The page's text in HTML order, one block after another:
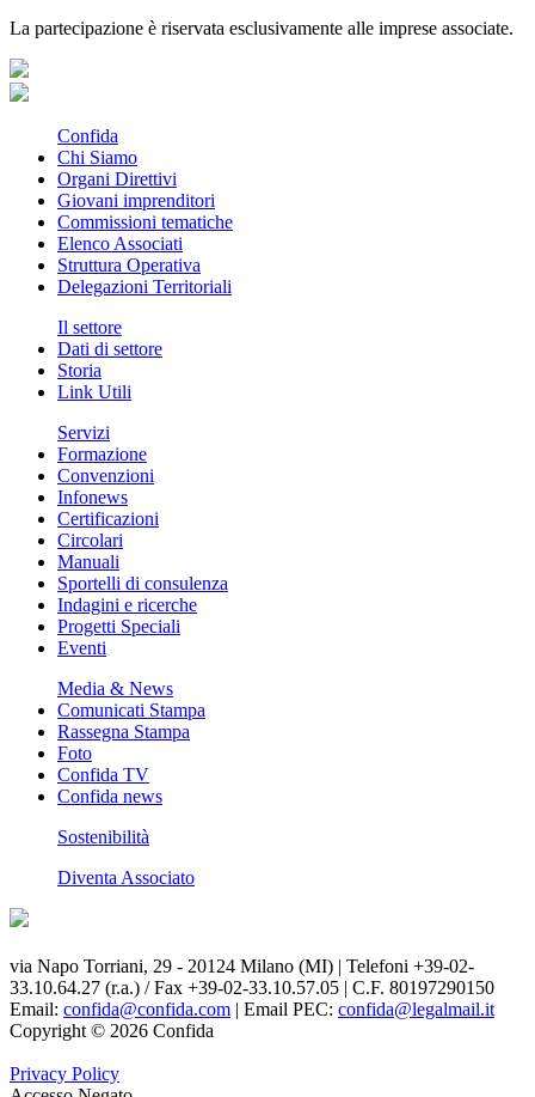
La partecipazione è riservata esclusivamente alle imprese associate.
Confida
Chi Siamo
Organi Direttivi
Giovani imprenditori
Commissioni tematiche
Elenco Associati
Struttura Operativa
Delegazioni Territoriali
Il settore
Dati di settore
Storia
Link Utili
Servizi
Formazione
Convenzioni
Infonews
Certificazioni
Circolari
Manuali
Sportelli di consulenza
Indagini e ricerche
Progetti Speciali
Eventi
Media & News
Comunicati Stampa
Rassegna Stampa
Foto
Confida TV
Confida news
Sostenibilità
Diventa Associato
via Napo Torriani, 29 - 20124 Milano (MI) | Telefoni +39-02-
33.10.64.27 (r.a.) / Fax +39-02-33.10.57.05 | C.F. 80197290150
Email: confida@confida.com | Email PEC: confida@legalmail.it
Copyright © 2026 Confida
Privacy Policy